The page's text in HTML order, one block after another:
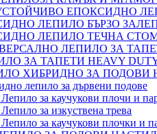
ЕПОКСИДНО
ЛЕПИЛО БЪРЗО
ЛЕПИЛО ТЕЧНА
ЛЕПИЛО ЗА
ЗА ТАПЕТИ HEAVY
ХИБРИДНО ЗА ПОДОВИ
лепило за дървени подове
за каучукови плочи и
за изкуствена трева
за каучукови плочки и